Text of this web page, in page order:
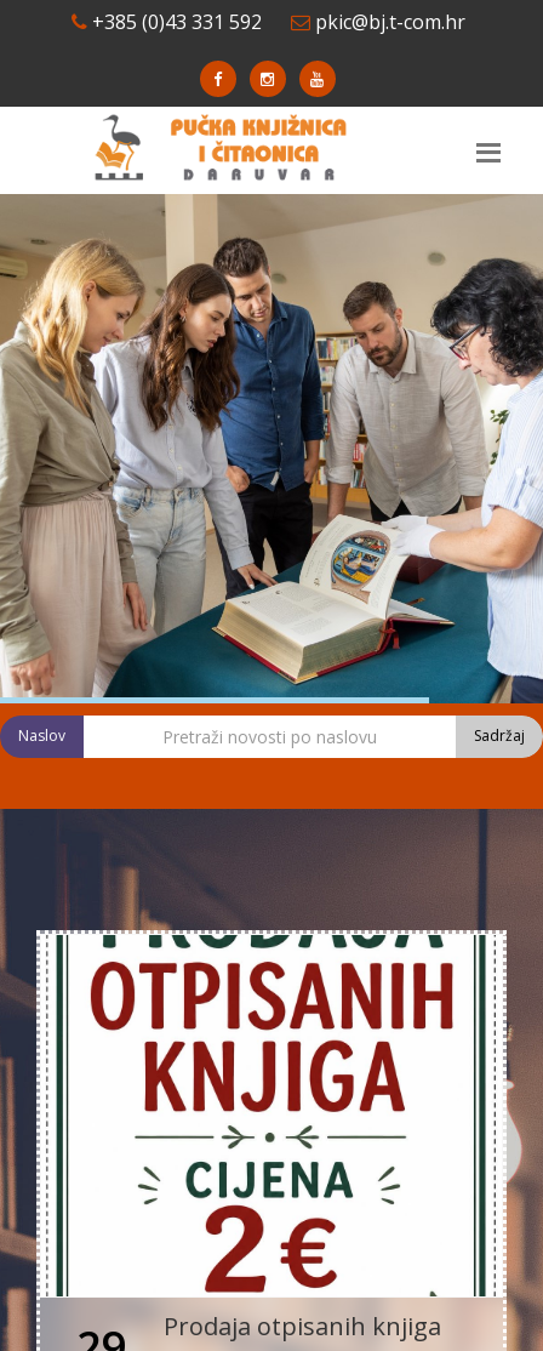
+385 (0)43 331 592 pkic@bj.t-com.hr
Naslov Sadržaj
Prodaja otpisanih knjiga